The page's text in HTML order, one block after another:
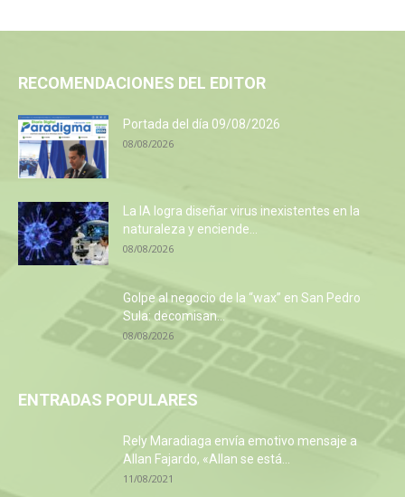
RECOMENDACIONES DEL EDITOR
Portada del día 09/08/2026
08/08/2026
La IA logra diseñar virus inexistentes en la
naturaleza y enciende...
08/08/2026
Golpe al negocio de la “wax” en San Pedro
Sula: decomisan...
08/08/2026
ENTRADAS POPULARES
Rely Maradiaga envía emotivo mensaje a
Allan Fajardo, «Allan se está...
11/08/2021